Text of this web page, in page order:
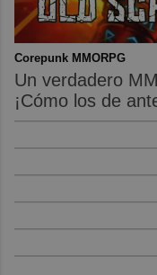
Corepunk MMORPG
Un verdadero
¡Cómo los de